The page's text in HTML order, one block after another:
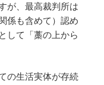
が、最高裁判所は
係も含めて）認め
して「藁の上から
の生活実体が存続